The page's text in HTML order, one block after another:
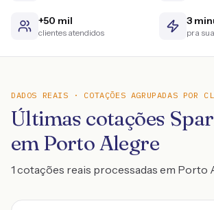
+50 mil
clientes atendidos
3
pra
DADOS REAIS · COTAÇÕES AGRUPADAS POR
Últimas cotações
em Porto Alegre
1 cotações reais processadas em Porto